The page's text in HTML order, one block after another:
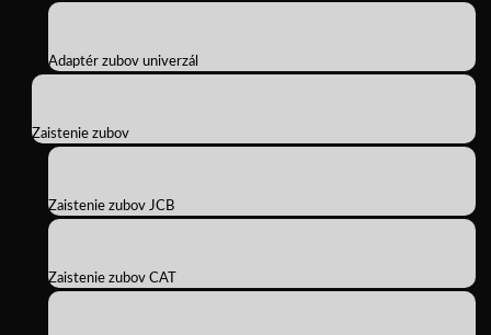
Adaptér zubov univerzál
Zaistenie zubov
Zaistenie zubov JCB
Zaistenie zubov CAT